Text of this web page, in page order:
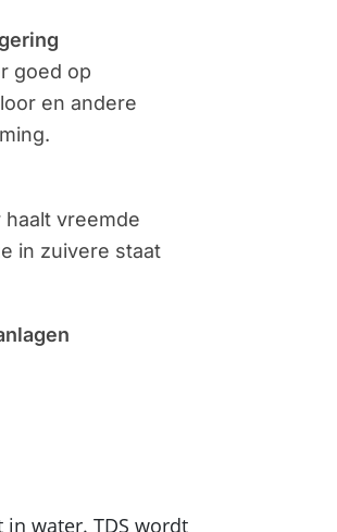
goed op
en andere
vreemde
in zuivere staat
water. TDS wordt